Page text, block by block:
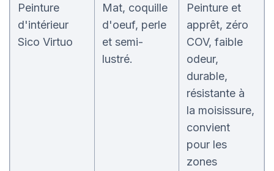
Peinture
d'intérieur
Sico Virtuo
Mat, coquille
d'oeuf, perle
et semi-
lustré.
Peinture et
apprêt, zéro
COV, faible
odeur,
durable,
résistante à
la moisissure,
convient
pour les
zones